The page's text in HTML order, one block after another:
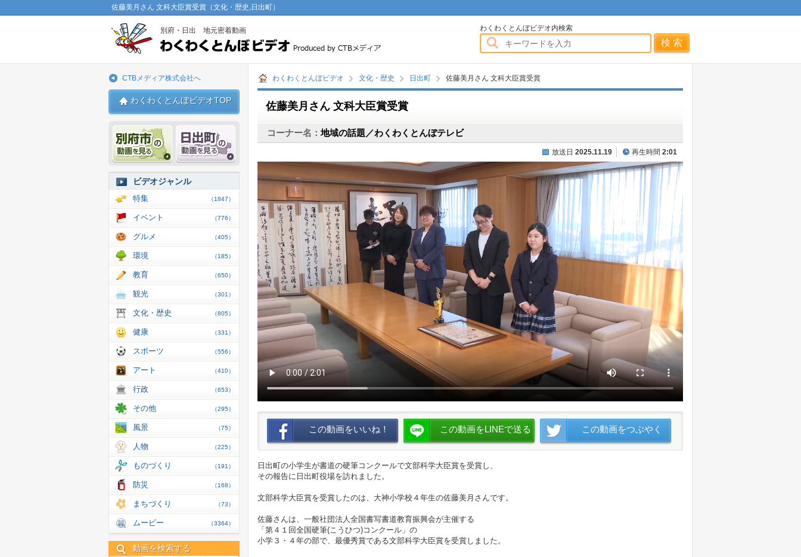
佐藤美月さん 文科大臣賞受賞（文化・歴史,日出町）
別府・日出 地元密着動画 わくわくとんぼビデオわくわくとんぼビデオ内検索
わくわくとんぼビデオ 文化・歴史 日出町 佐藤美月さん 文科大臣賞受賞
佐藤美月さん 文科大臣賞受賞
コーナー名：地域の話題／わくわくとんぼテレビ
放送日 2025.11.19 再生時間 2:01
この動画をいいね！ この動画をLINEで送る この動画をつぶやく
日出町の小学生が書道の硬筆コンクールで文部科学大臣賞を受賞し、
その報告に日出町役場を訪れました。
文部科学大臣賞を受賞したのは、大神小学校４年生の佐藤美月さんです。
佐藤さんは、一般社団法人全国書写書道教育振興会が主催する
「第４１回全国硬筆(こうひつ)コンクール」の
小学３・４年の部で、最優秀賞である文部科学大臣賞を受賞しました。
CTBメディア株式会社へ
わくわくとんぼビデオTOP
別府市 動画 日出 動画
ビデオジャンル
特集 （1847）
イベント （776）
グルメ （405）
環境 （185）
教育 （650）
観光 （301）
文化・歴史 （805）
健康 （331）
スポーツ （556）
アート （410）
行政 （653）
その他 （295）
風景 （75）
人物 （225）
ものづくり （191）
防災 （168）
まちづくり （73）
ムービー （3364）
動画を検索する